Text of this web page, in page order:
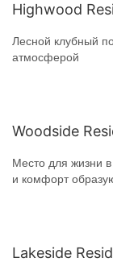
Highwood
Лесной клубный
атмосферой
Woodside
Место для жизни
и комфорт
Lakeside